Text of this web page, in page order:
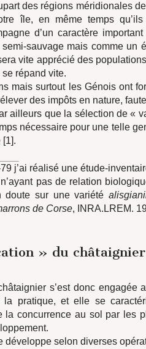
des régions méridionales
île, en même temps
d’un caractère
sauvage mais comme un
vite apprécié des
répand vite.
mais surtout les Génois ont
des impôts en nature,
ailleurs que la sélection de «
nécessaire pour une telle
[1].
j’ai réalisé une étude-
pas de relation
doute sur une variété
de Corse, INRA.LREM.
» du
s’est donc engagée
la pratique, et elle se
la concurrence au sol par les
développe selon diverses